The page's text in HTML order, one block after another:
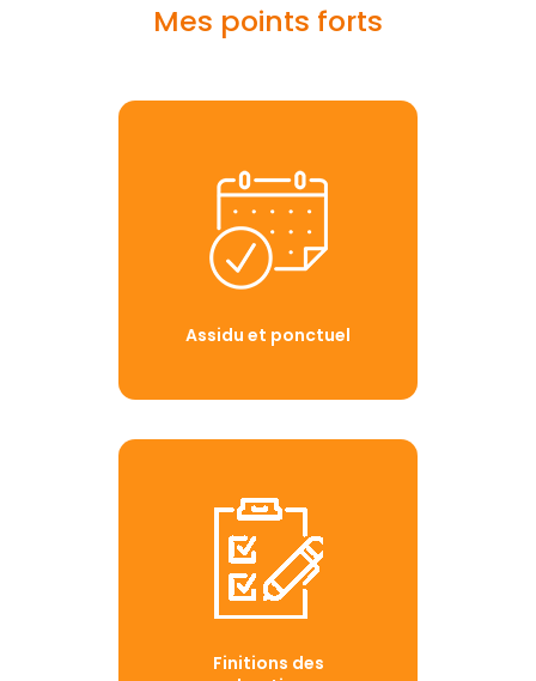
Mes points forts
Assidu et ponctuel
Finitions des